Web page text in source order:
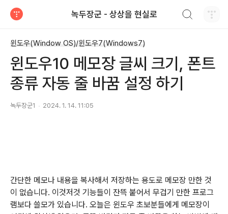
녹두장군 - 상상을 현실로
윈도우(Window OS)/윈도우7(Windows7)
윈도우10 메모장 글씨 크기, 폰트
종류 자동 줄 바꿈 설정 하기
녹두장군1 2024. 1. 14. 11:05
간단한 메모나 내용을 복사해서 저장하는 용도로 메모장 만한 것
이 없습니다. 이것저것 기능들이 잔뜩 붙어서 무겁기 만한 프로그
램보다 쓸모가 있습니다. 오늘은 윈도우 초보분들에게 메모장이